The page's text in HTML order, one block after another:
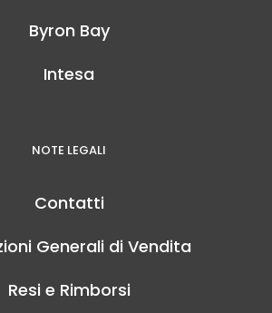
Byron Bay
Intesa
NOTE LEGALI
Contatti
Generali di Vendita
Resi e Rimborsi